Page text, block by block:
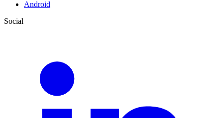
Android
Social